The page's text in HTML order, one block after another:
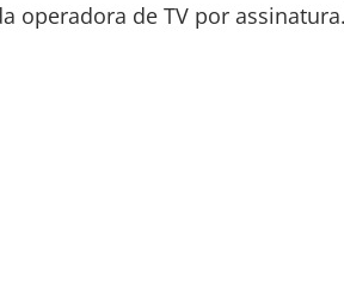
operadora de TV por assinatura.